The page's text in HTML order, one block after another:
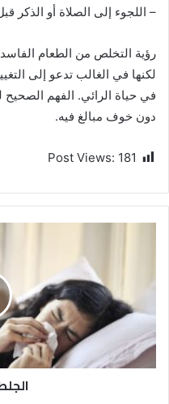
– اللجوء إلى الصلاة أو الذكر
رؤية التخلص من الطعام
لكنها في الغالب تدعو إلى
في حياة الرائي. الفهم
دون خوف مبالغ فيه.
Post Views: 181